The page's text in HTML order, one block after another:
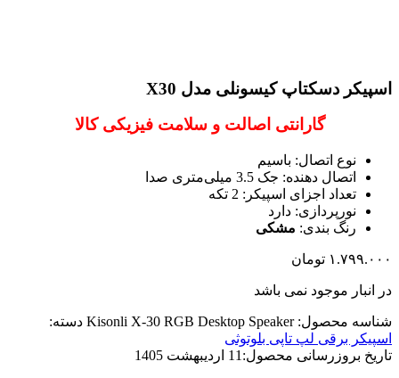
اسپیکر دسکتاپ کیسونلی مدل X30
گارانتی اصالت و سلامت فیزیکی کالا
نوع اتصال: باسیم
اتصال دهنده: جک 3.5 میلی‌متری صدا
تعداد اجزای اسپیکر: 2 تکه
نورپردازی: دارد
رنگ بندی: مشکی
۱.۷۹۹.۰۰۰ تومان
در انبار موجود نمی باشد
شناسه محصول:Kisonli X-30 RGB Desktop Speaker دسته:
اسپیکر برقی لپ تاپی بلوتوثی
تاریخ بروزرسانی محصول: 11 اردیبهشت 1405